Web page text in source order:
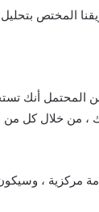
المختص
، من خلال كل